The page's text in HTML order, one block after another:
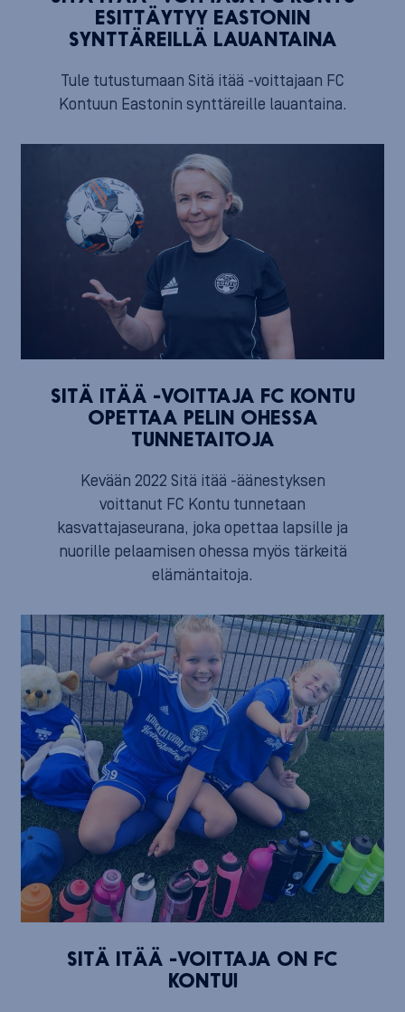
ESITTÄYTYY EASTONIN
SYNTTÄREILLÄ LAUANTAINA
Tule tutustumaan Sitä itää -voittajaan FC
Kontuun Eastonin synttäreille lauantaina.
SITÄ ITÄÄ -VOITTAJA FC KONTU
OPETTAA PELIN OHESSA
TUNNETAITOJA
Kevään 2022 Sitä itää -äänestyksen
voittanut FC Kontu tunnetaan
kasvattajaseurana, joka opettaa lapsille ja
nuorille pelaamisen ohessa myös tärkeitä
elämäntaitoja.
SITÄ ITÄÄ -VOITTAJA ON FC
KONTU!